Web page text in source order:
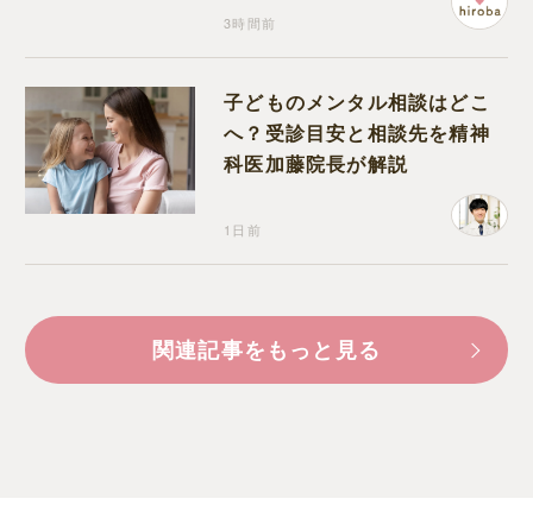
3時間前
子どものメンタル相談はどこ
へ？受診目安と相談先を精神
科医加藤院長が解説
1日前
関連記事をもっと見る